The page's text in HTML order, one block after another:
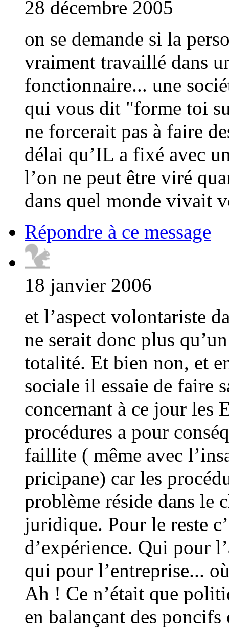
28 décembre 2005
on se demande si la
vraiment travaillé dans
fonctionnaire... une
qui vous dit "forme toi
ne forcerait pas à faire
délai qu’IL a fixé avec
l’on ne peut être viré
dans quel monde vivait
Répondre à ce message
18 janvier 2006
et l’aspect volontariste
ne serait donc plus
totalité. Et bien non, et
sociale il essaie de faire
concernant à ce jour les
procédures a pour
faillite ( même avec
pricipane) car les
problème réside dans le
juridique. Pour le reste
d’expérience. Qui pour
qui pour l’entreprise...
Ah ! Ce n’était que
en balançant des poncifs